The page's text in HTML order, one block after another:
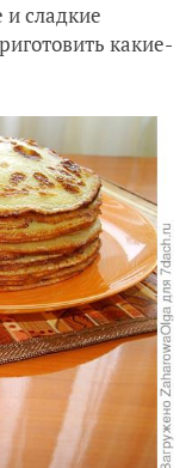
сладкие
какие-